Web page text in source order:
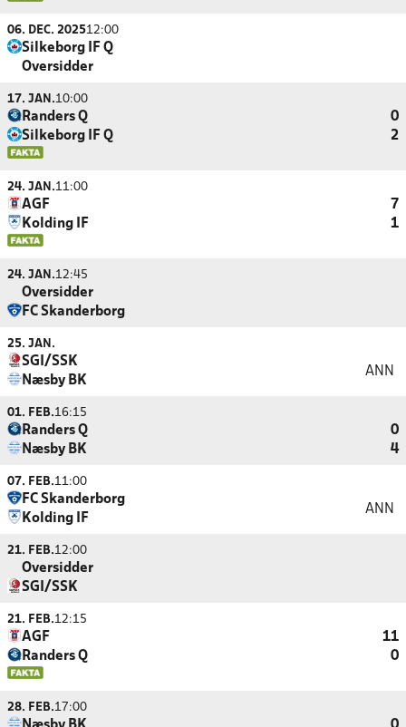
06. DEC. 202512:00
Silkeborg IF Q
Oversidder
17. JAN.10:00
Randers Q
0
Silkeborg IF Q
2
24. JAN.11:00
AGF
7
Kolding IF
1
24. JAN.12:45
Oversidder
FC Skanderborg
25. JAN.
SGI/SSK
Næsby BK
ANN
01. FEB.16:15
Randers Q
0
Næsby BK
4
07. FEB.11:00
FC Skanderborg
Kolding IF
ANN
21. FEB.12:00
Oversidder
SGI/SSK
21. FEB.12:15
AGF
11
Randers Q
0
28. FEB.17:00